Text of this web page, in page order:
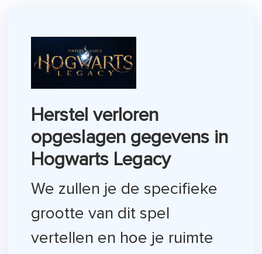
Herstel verloren
opgeslagen gegevens in
Hogwarts Legacy
We zullen je de specifieke
grootte van dit spel
vertellen en hoe je ruimte